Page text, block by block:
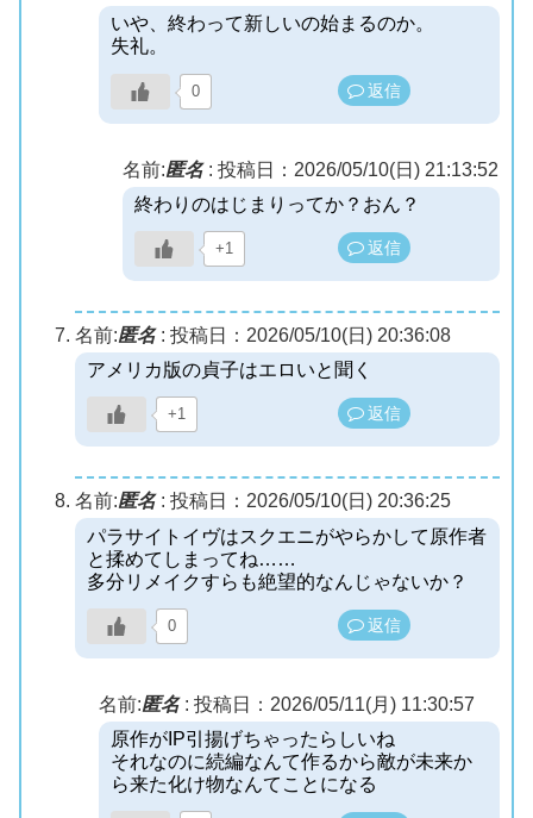
いや、終わって新しいの始まるのか。
失礼。
0 返信
名前:匿名: 投稿日：2026/05/10(日) 21:13:52
終わりのはじまりってか？おん？
+1 返信
名前:匿名: 投稿日：2026/05/10(日) 20:36:08
アメリカ版の貞子はエロいと聞く
+1 返信
名前:匿名: 投稿日：2026/05/10(日) 20:36:25
パラサイトイヴはスクエニがやらかして原作者
と揉めてしまってね……
多分リメイクすらも絶望的なんじゃないか？
0 返信
名前:匿名: 投稿日：2026/05/11(月) 11:30:57
原作がIP引揚げちゃったらしいね
それなのに続編なんて作るから敵が未来か
ら来た化け物なんてことになる